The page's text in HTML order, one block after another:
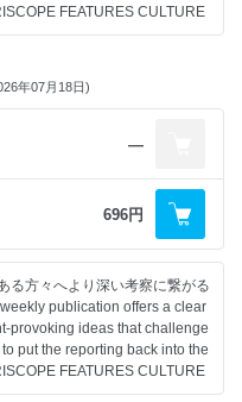
FEATURES CULTURE
年07月18日)
―
696円
る方々へより深い考察に繋がる
publication offers a clear
provoking ideas that challenge
put the reporting back into the
FEATURES CULTURE